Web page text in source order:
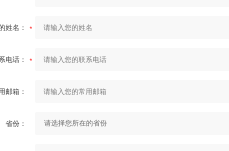
姓名：
电话：
邮箱：
省份：